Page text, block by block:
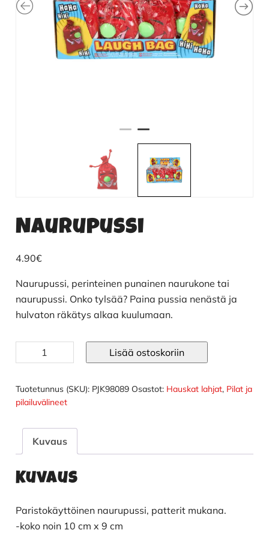
Naurupussi
4.90€
Naurupussi, perinteinen punainen naurukone tai
naurupussi. Onko tylsää? Paina pussia nenästä ja
hulvaton räkätys alkaa kuulumaan.
Naurupussi
määrä
Lisää ostoskoriin
Tuotetunnus (SKU): PJK98089 Osastot: Hauskat lahjat, Pilat ja
pilailuvälineet
Kuvaus
Kuvaus
Paristokäyttöinen naurupussi, patterit mukana.
-koko noin 10 cm x 9 cm